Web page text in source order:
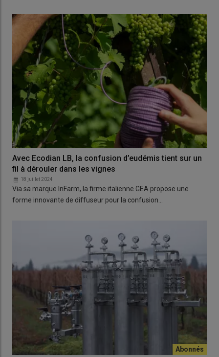
Avec Ecodian LB, la confusion d’eudémis tient sur un
fil à dérouler dans les vignes
18 juillet 2024
Via sa marque InFarm, la firme italienne GEA propose une
forme innovante de diffuseur pour la confusion…